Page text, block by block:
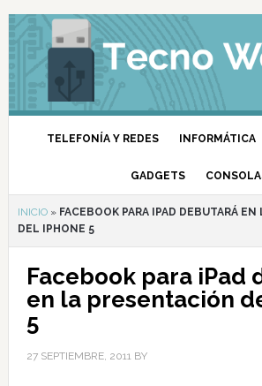
TELEFONÍA Y REDES INFORMÁTICA
GADGETS
INICIO» FACEBOOK PARA IPAD DEBUTARÁ
DEL IPHONE 5
Facebook para iPad
en la presentación
5
27 SEPTIEMBRE, 2011BY